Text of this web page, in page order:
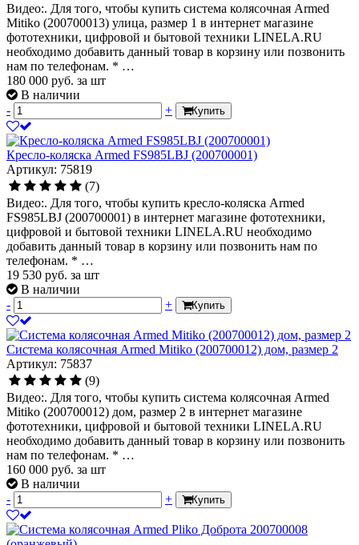
Видео:. Для того, чтобы купить система колясочная Armed
Mitiko (200700013) улица, размер 1 в интернет магазине
фототехники, цифровой и бытовой техники LINELA.RU
необходимо добавить данный товар в корзину или позвонить
нам по телефонам. * …
180 000 руб. за шт
В наличии
-
+ Купить
Кресло-коляска Armed FS985LBJ (200700001)
Артикул: 75819
(7)
Видео:. Для того, чтобы купить кресло-коляска Armed
FS985LBJ (200700001) в интернет магазине фототехники,
цифровой и бытовой техники LINELA.RU необходимо
добавить данный товар в корзину или позвонить нам по
телефонам. * …
19 530 руб. за шт
В наличии
-
+ Купить
Система колясочная Armed Mitiko (200700012) дом, размер 2
Артикул: 75837
(9)
Видео:. Для того, чтобы купить система колясочная Armed
Mitiko (200700012) дом, размер 2 в интернет магазине
фототехники, цифровой и бытовой техники LINELA.RU
необходимо добавить данный товар в корзину или позвонить
нам по телефонам. * …
160 000 руб. за шт
В наличии
-
+ Купить